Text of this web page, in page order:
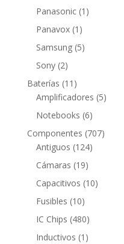
productos
Panasonic 1 1
Panavox 1 1
producto
Samsung 55
Sony 22
productos
Baterías 11 11
productos
Amplificadores 55
Notebooks 66
productos
Componentes 707707
Antiguos 124124
Cámaras 1919
productos
Capacitivos 1010
Fusibles 1010
productos
IC Chips 480480
productos
Inductivos 1 1